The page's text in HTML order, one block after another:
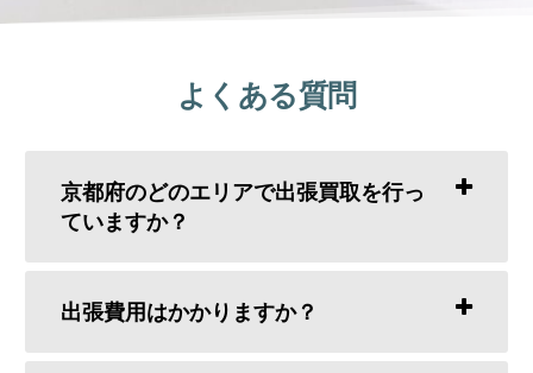
よくある質問
京都府のどのエリアで出張買取を行っ
ていますか？
出張費用はかかりますか？